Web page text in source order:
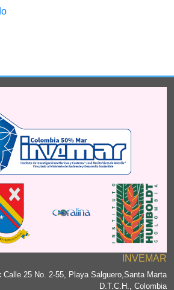
INVEMAR
Calle 25 No. 2-55, Playa Salguero,Santa Marta
D.T.C.H., Colombia